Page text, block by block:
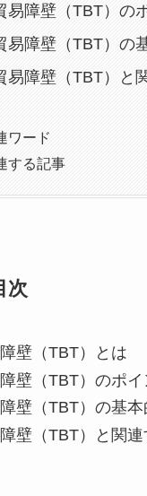
易障壁（TBT）の
易障壁（TBT）の
易障壁（TBT）と
ワード
する記事
次
壁（TBT）とは
壁（TBT）のポイ
壁（TBT）の基
壁（TBT）と関